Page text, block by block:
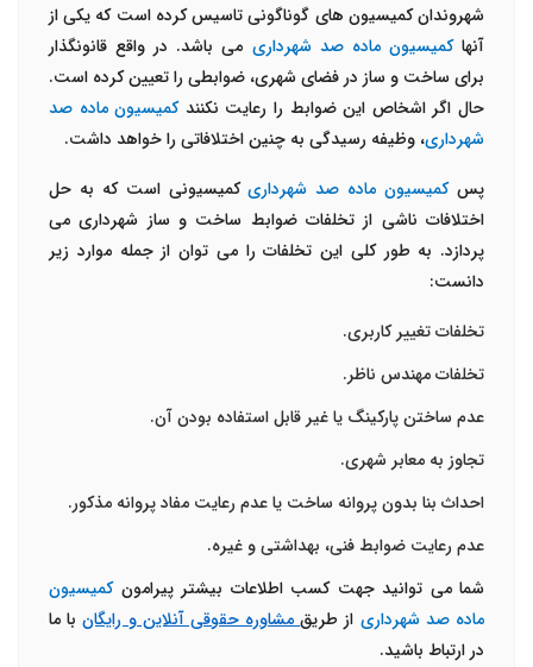
شهروندان کمیسیون های گوناگونی تاسیس کرده است که یکی از
آنهاکمیسیون ماده صد شهرداری می باشد. در واقع قانونگذار
برای ساخت و ساز در فضای شهری، ضوابطی را تعیین کرده است.
حال اگر اشخاص این ضوابط را رعایت نکنندکمیسیون ماده صد
شهرداری، وظیفه رسیدگی به چنین اختلافاتی را خواهد داشت.
پسکمیسیون ماده صد شهرداریکمیسیونی است که به حل
اختلافات ناشی از تخلفات ضوابط ساخت و ساز شهرداری می
پردازد. به طور کلی این تخلفات را می توان از جمله موارد زیر
دانست:
تخلفات تغییر کاربری.
تخلفات مهندس ناظر.
عدم ساختن پارکینگ یا غیر قابل استفاده بودن آن.
تجاوز به معابر شهری.
احداث بنا بدون پروانه ساخت یا عدم رعایت مفاد پروانه مذکور.
عدم رعایت ضوابط فنی، بهداشتی و غیره.
شما می توانید جهت کسب اطلاعات بیشتر پیرامونکمیسیون
ماده صد شهرداری از طریقمشاوره حقوقی آنلاین و رایگانبا ما
در ارتباط باشید.